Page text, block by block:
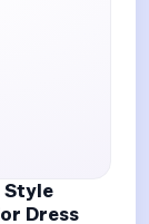
Style
Dress